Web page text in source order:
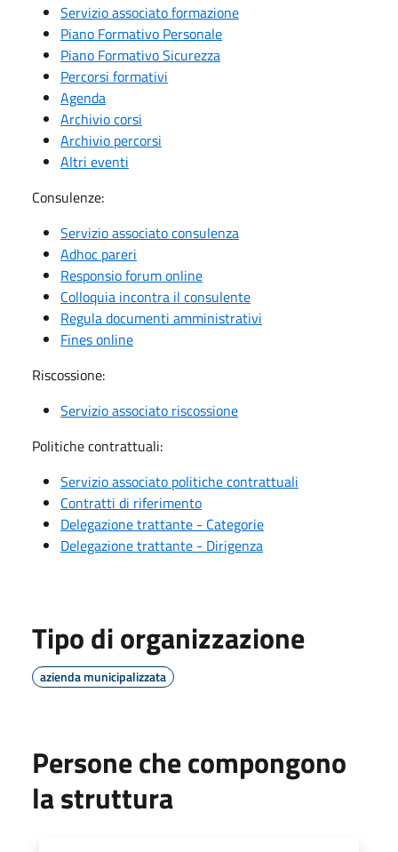
Servizio associato formazione
Piano Formativo Personale
Piano Formativo Sicurezza
Percorsi formativi
Agenda
Archivio corsi
Archivio percorsi
Altri eventi
Consulenze:
Servizio associato consulenza
Adhoc pareri
Responsio forum online
Colloquia incontra il consulente
Regula documenti amministrativi
Fines online
Riscossione:
Servizio associato riscossione
Politiche contrattuali:
Servizio associato politiche contrattuali
Contratti di riferimento
Delegazione trattante - Categorie
Delegazione trattante - Dirigenza
Tipo di organizzazione
azienda municipalizzata
Persone che compongono
la struttura